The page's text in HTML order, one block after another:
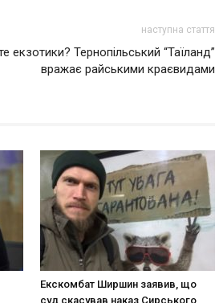
наступна стаття
екзотики? Тернопільський “Таїланд”
вражає райськими краєвидами
Екскомбат Ширшин заявив, що
суд скасував наказ Сирського